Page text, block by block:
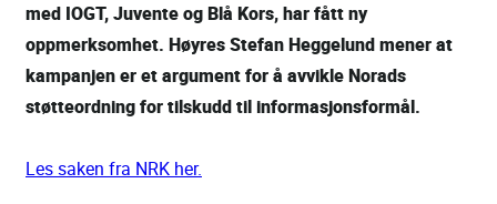
med IOGT, Juvente og Blå Kors, har fått ny
oppmerksomhet. Høyres Stefan Heggelund mener at
kampanjen er et argument for å avvikle Norads
støtteordning for tilskudd til informasjonsformål.
Les saken fra NRK her.